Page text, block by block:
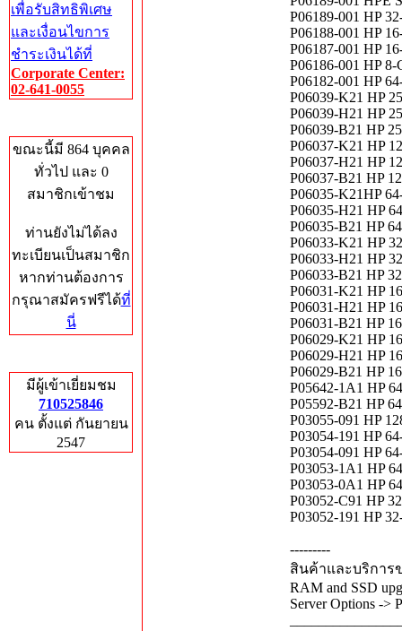
เพื่อรับสิทธิพิเศษ
และเงื่อนไขการ
ชำระเงินได้ที่
Corporate Center:
02-641-0055
ขณะนี้มี 864 บุคคล
ทั่วไป และ 0
สมาชิกเข้าชม
ท่านยังไม่ได้ลง
ทะเบียนเป็นสมาชิก
หากท่านต้องการ
กรุณาสมัครฟรีได้ที่
นี่
มีผู้เข้าเยี่ยมชม
710525846
คน ตั้งแต่ กันยายน
2547
P06189-001 HP
P06188-001 HP
P06187-001 HP
P06186-001 HP
P06182-001 HP
P06039-K21 HP
P06039-H21 HP
P06039-B21 HP
P06037-K21 HP
P06037-H21 HP
P06037-B21 HP
P06035-K21HP
P06035-H21 HP
P06035-B21 HP
P06033-K21 HP
P06033-H21 HP
P06033-B21 HP
P06031-K21 HP
P06031-H21 HP
P06031-B21 HP
P06029-K21 HP
P06029-H21 HP
P06029-B21 HP
P05642-1A1 HP
P05592-B21 HP
P03055-091 HP
P03054-191 HP
P03054-091 HP
P03053-1A1 HP
P03053-0A1 HP
P03052-C91 HP
P03052-191 HP
---------
สินค้าและบริการ
RAM and SSD
Server Options ->